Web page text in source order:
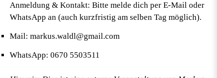
Anmeldung & Kontakt: Bitte melde dich per E-Mail oder
WhatsApp an (auch kurzfristig am selben Tag möglich).
Mail: markus.waldl@gmail.com
WhatsApp: 0670 5503511